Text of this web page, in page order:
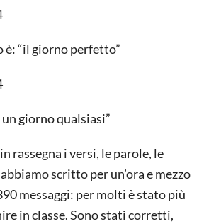
“il giorno perfetto”
giorno qualsiasi”
rassegna i versi, le parole, le
scritto per un’ora e mezzo
messaggi: per molti è stato più
in classe. Sono stati corretti,